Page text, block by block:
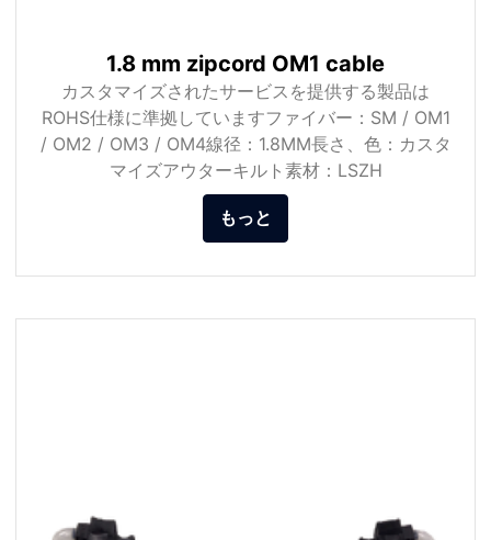
1.8 mm zipcord OM1 cable
カスタマイズされたサービスを提供する製品は
ROHS仕様に準拠していますファイバー：SM / OM1
/ OM2 / OM3 / OM4線径：1.8MM長さ、色：カスタ
マイズアウターキルト素材：LSZH
もっと